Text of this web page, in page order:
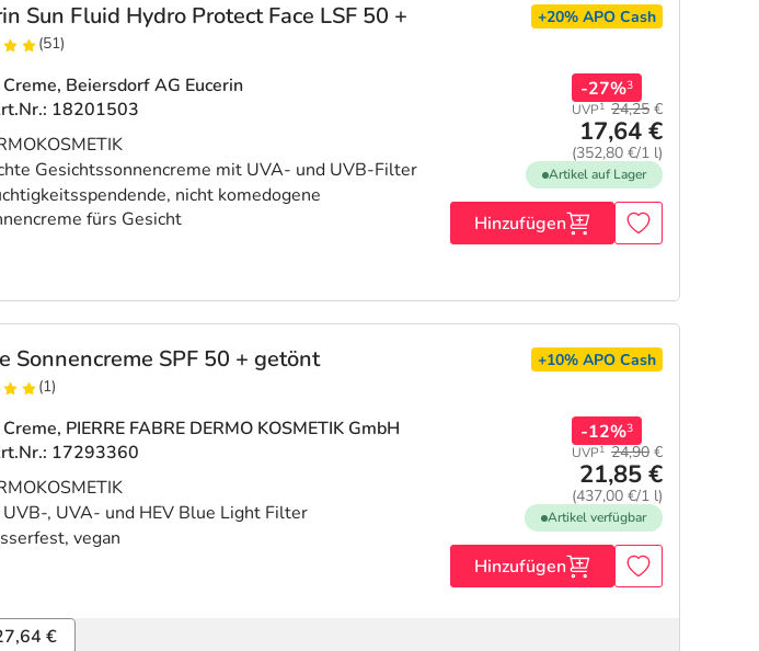
Sun Fluid Hydro Protect Face LSF 50 +
(51)
+20% APO Cash
, Beiersdorf AG Eucerin
18201503
Gesichtssonnencreme mit UVA- und UVB-Filter
nicht komedogene
fürs Gesicht
UVP1 24,25 €
17,64 €
(352,80 €/1 l)
-27%3
Artikel auf Lager
Hinzufügen
Sonnencreme SPF 50 + getönt
(1)
+10% APO Cash
, PIERRE FABRE DERMO KOSMETIK GmbH
17293360
, UVA- und HEV Blue Light Filter
vegan
UVP1 24,90 €
21,85 €
(437,00 €/1 l)
-12%3
Artikel verfügbar
Hinzufügen
€